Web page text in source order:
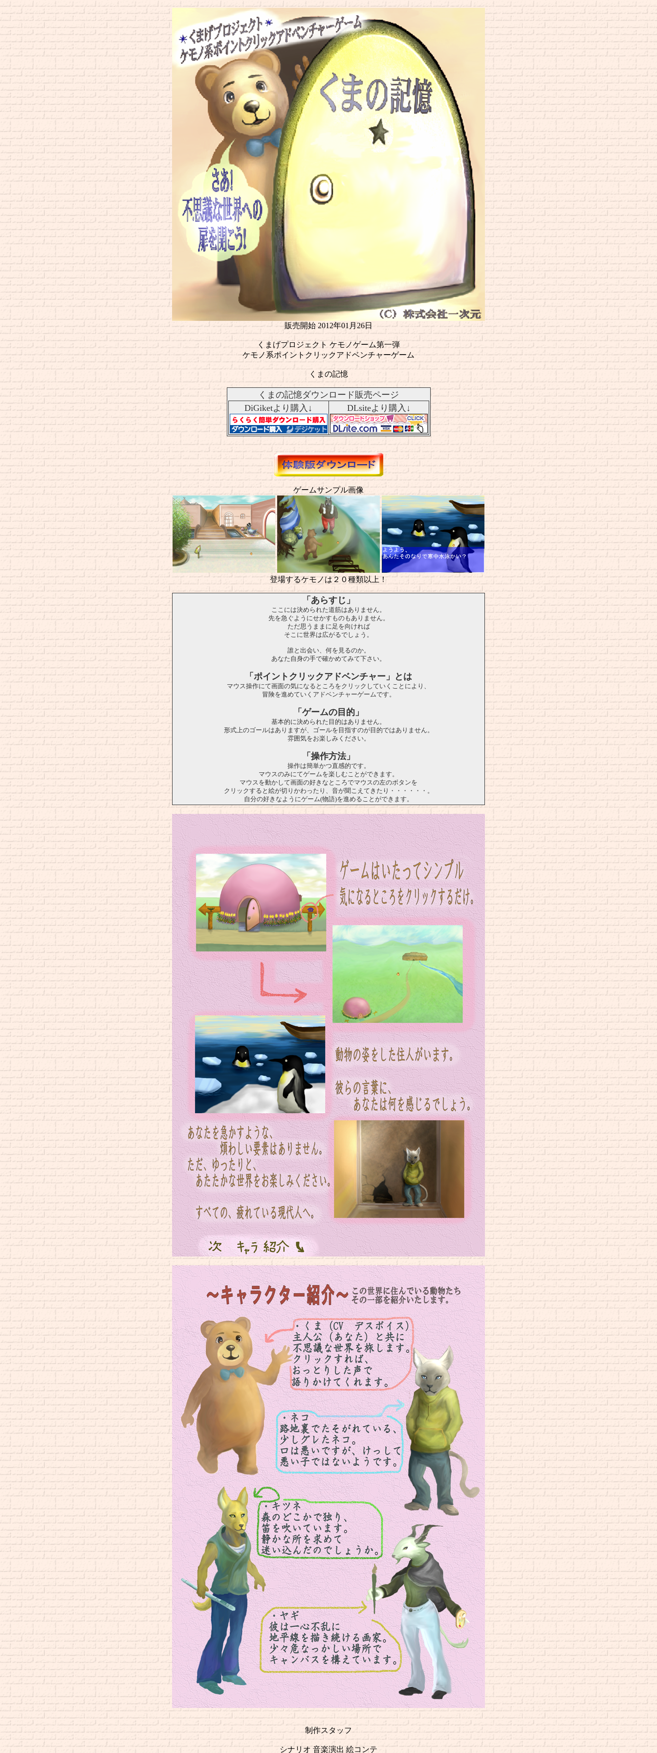
販売開始 2012年01月26日
くまげプロジェクト ケモノゲーム第一弾
ケモノ系ポイントクリックアドベンチャーゲーム
くまの記憶
くまの記憶ダウンロード販売ページ
DiGiketより購入↓
DLsiteより購入↓
ゲームサンプル画像
登場するケモノは２０種類以上！
「あらすじ」
ここには決められた道筋はありません。
先を急ぐようにせかすものもありません。
ただ思うままに足を向ければ
そこに世界は広がるでしょう。
誰と出会い、何を見るのか。
あなた自身の手で確かめてみて下さい。
「ポイントクリックアドベンチャー」とは
マウス操作にて画面の気になるところをクリックしていくことにより、
冒険を進めていくアドベンチャーゲームです。
「ゲームの目的」
基本的に決められた目的はありません。
形式上のゴールはありますが、ゴールを目指すのが目的ではありません。
雰囲気をお楽しみください。
「操作方法」
操作は簡単かつ直感的です。
マウスのみにてゲームを楽しむことができます。
マウスを動かして画面の好きなところでマウスの左のボタンを
クリックすると絵が切りかわったり、音が聞こえてきたり・・・・・・。
自分の好きなようにゲーム(物語)を進めることができます。
制作スタッフ
シナリオ 音楽演出 絵コンテ